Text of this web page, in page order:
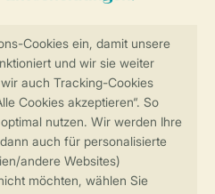
Online-Buchung